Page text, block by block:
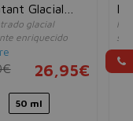
Glacial
glacial
enriquecido
26,95€
50 ml